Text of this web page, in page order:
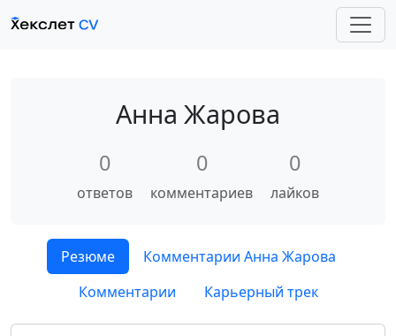
Анна Жарова
0
ответов
0
комментариев
0
лайков
Резюме
Комментарии Анна Жарова
Комментарии
Карьерный трек